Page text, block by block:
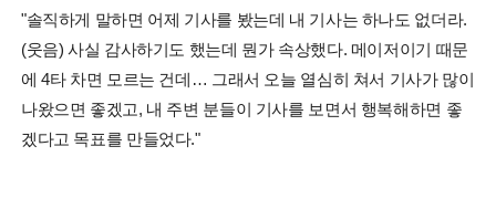
"솔직하게 말하면 어제 기사를 봤는데 내 기사는 하나도 없더라.
(웃음) 사실 감사하기도 했는데 뭔가 속상했다. 메이저이기 때문
에 4타 차면 모르는 건데… 그래서 오늘 열심히 쳐서 기사가 많이
나왔으면 좋겠고, 내 주변 분들이 기사를 보면서 행복해하면 좋
겠다고 목표를 만들었다."